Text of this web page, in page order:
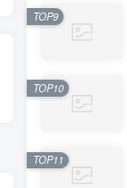
TOP9
TOP10
TOP11